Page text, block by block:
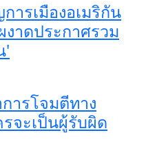
ารเมืองอเมริกัน
าดประกาศรวม
'
การโจมตีทาง
รจะเป็นผู้รับผิด